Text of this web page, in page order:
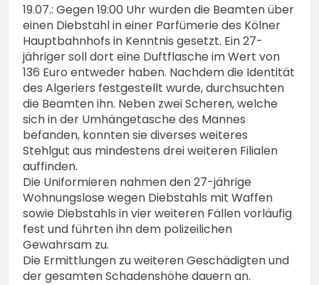
19.07.: Gegen 19:00 Uhr wurden die Beamten über
einen Diebstahl in einer Parfümerie des Kölner
Hauptbahnhofs in Kenntnis gesetzt. Ein 27-
jähriger soll dort eine Duftflasche im Wert von
136 Euro entweder haben. Nachdem die Identität
des Algeriers festgestellt wurde, durchsuchten
die Beamten ihn. Neben zwei Scheren, welche
sich in der Umhängetasche des Mannes
befanden, konnten sie diverses weiteres
Stehlgut aus mindestens drei weiteren Filialen
auffinden.
Die Uniformieren nahmen den 27-jährige
Wohnungslose wegen Diebstahls mit Waffen
sowie Diebstahls in vier weiteren Fällen vorläufig
fest und führten ihn dem polizeilichen
Gewahrsam zu.
Die Ermittlungen zu weiteren Geschädigten und
der gesamten Schadenshöhe dauern an.